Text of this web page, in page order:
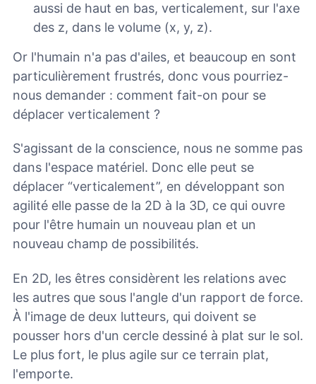
aussi de haut en bas, verticalement, sur l'axe
des z, dans le volume (x, y, z).
Or l'humain n'a pas d'ailes, et beaucoup en sont
particulièrement frustrés, donc vous pourriez-
nous demander : comment fait-on pour se
déplacer verticalement ?
S'agissant de la conscience, nous ne somme pas
dans l'espace matériel. Donc elle peut se
déplacer “verticalement”, en développant son
agilité elle passe de la 2D à la 3D, ce qui ouvre
pour l'être humain un nouveau plan et un
nouveau champ de possibilités.
En 2D, les êtres considèrent les relations avec
les autres que sous l'angle d'un rapport de force.
À l'image de deux lutteurs, qui doivent se
pousser hors d'un cercle dessiné à plat sur le sol.
Le plus fort, le plus agile sur ce terrain plat,
l'emporte.